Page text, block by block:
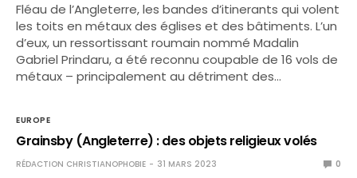
Fléau de l’Angleterre, les bandes d’itinerants qui volent
les toits en métaux des églises et des bâtiments. L’un
d’eux, un ressortissant roumain nommé Madalin
Gabriel Prindaru, a été reconnu coupable de 16 vols de
métaux – principalement au détriment des…
EUROPE
Grainsby (Angleterre) : des objets religieux volés
RÉDACTION CHRISTIANOPHOBIE 31 MARS 2023 0